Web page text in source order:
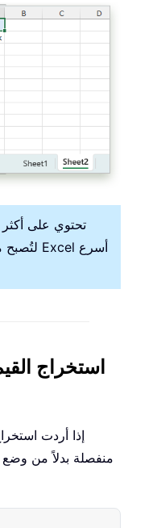
استخراج
إذا أردت
منفصلة بدلاً من وضع